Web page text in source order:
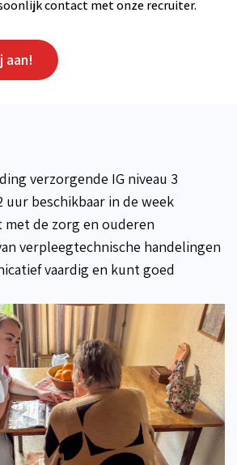
contact met onze recruiter.
aan!
verzorgende IG niveau 3
uur beschikbaar in de week
de zorg en ouderen
verpleegtechnische handelingen
vaardig en kunt goed